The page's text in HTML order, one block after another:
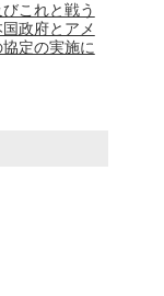
これと戦う
政府とアメ
定の実施に